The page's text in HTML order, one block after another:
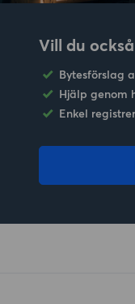
Vill du
Bytesförslag
Hjälp genom
Enkel